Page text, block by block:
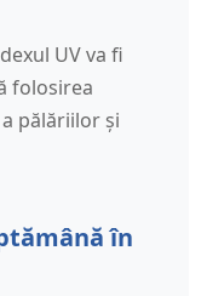
UV va fi
folosirea
pălăriilor și
în